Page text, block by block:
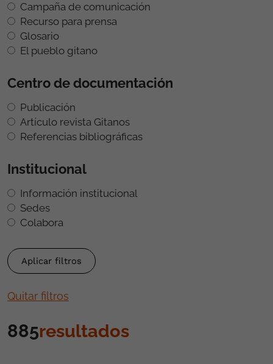
Campaña de comunicación
Recurso para prensa
Glosario
El pueblo gitano
Centro de documentación
Publicación
Artículo revista Gitanos
Referencias bibliográficas
Institucional
Información institucional
Sedes
Colabora
Quitar filtros
885resultados